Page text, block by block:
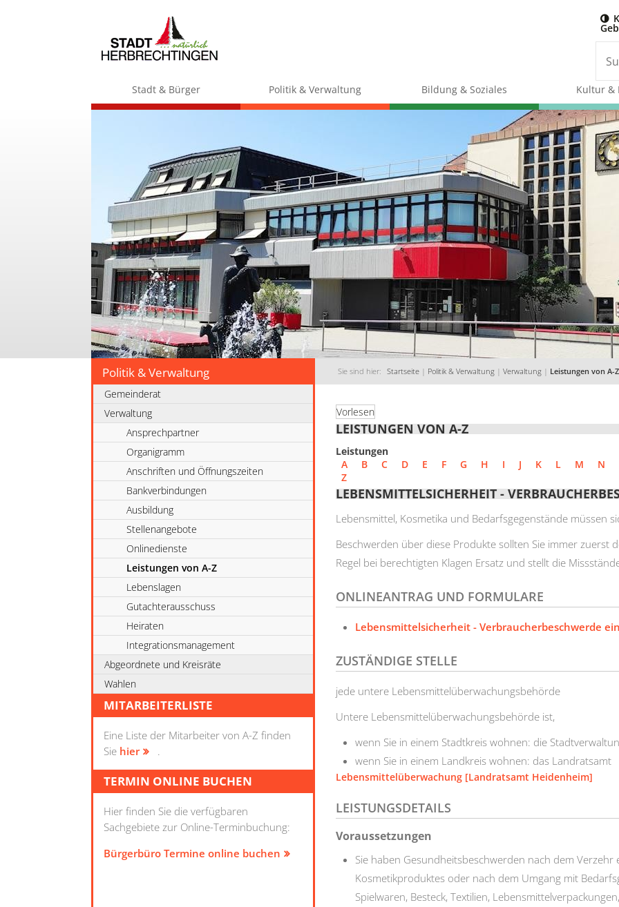
Stadt & Bürger Politik & Verwaltung Bildung & Soziales Kultur &
Politik & Verwaltung Sie sind hier: Startseite | Politik & Verwaltung | Verwaltung | Leistungen von A-Z
Gemeinderat
Verwaltung
Ansprechpartner
Organigramm
Anschriften und Öffnungszeiten
Bankverbindungen
Ausbildung
Stellenangebote
Onlinedienste
Leistungen von A-Z
Lebenslagen
Gutachterausschuss
Heiraten
Integrationsmanagement
Abgeordnete und Kreisräte
Wahlen
MITARBEITERLISTE
Eine Liste der Mitarbeiter von A-Z finden
Sie hier .
TERMIN ONLINE BUCHEN
Hier finden Sie die verfügbaren
Sachgebiete zur Online-Terminbuchung:
Bürgerbüro Termine online buchen
Vorlesen
LEISTUNGEN VON A-Z
Leistungen
A
B C D E F G H I J K L M N
Z
LEBENSMITTELSICHERHEIT -
Lebensmittel, Kosmetika und Bedarfsgegenstände müssen
Beschwerden über diese Produkte sollten Sie immer zuerst
Regel bei berechtigten Klagen Ersatz und stellt die Missstände
ONLINEANTRAG UND FORMULARE
Lebensmittelsicherheit - Verbraucherbeschwerde
ZUSTÄNDIGE STELLE
jede untere Lebensmittelüberwachungsbehörde
Untere Lebensmittelüberwachungsbehörde ist,
wenn Sie in einem Stadtkreis wohnen: die
wenn Sie in einem Landkreis wohnen: das Landratsamt
Lebensmittelüberwachung [Landratsamt Heidenheim]
LEISTUNGSDETAILS
Voraussetzungen
Sie haben Gesundheitsbeschwerden nach dem Verzehr
Kosmetikproduktes oder nach dem Umgang mit
Spielwaren, Besteck, Textilien,